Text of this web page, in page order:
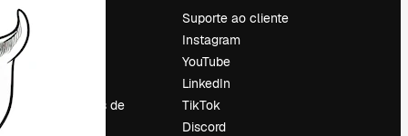
Tendências de
Suporte ao cliente
Instagram
YouTube
LinkedIn
TikTok
Discord